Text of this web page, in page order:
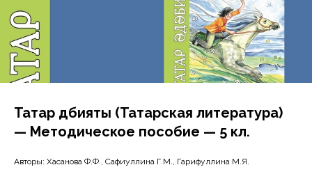
Татар әдәбияты (Татарская литература)
— Методическое пособие — 5 кл.
Авторы: Хасанова Ф.Ф., Сафиуллина Г.М., Гарифуллина М.Я.